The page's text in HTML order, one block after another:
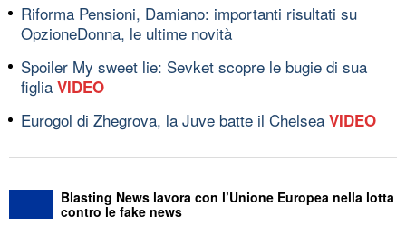
Riforma Pensioni, Damiano: importanti risultati su
OpzioneDonna, le ultime novità
Spoiler My sweet lie: Sevket scopre le bugie di sua
figlia VIDEO
Eurogol di Zhegrova, la Juve batte il Chelsea VIDEO
Blasting News lavora con l’Unione Europea nella lotta
contro le fake news